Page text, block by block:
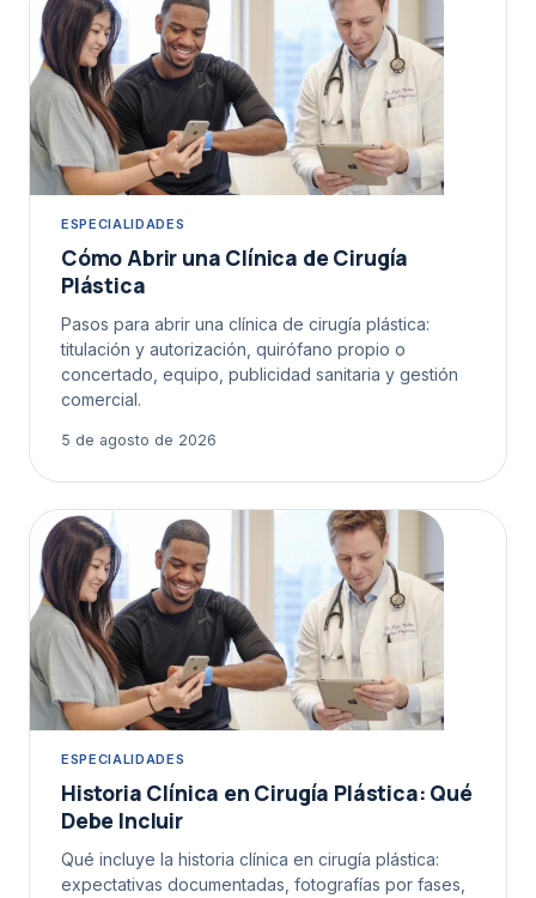
ESPECIALIDADES
Cómo Abrir una Clínica de Cirugía
Plástica
Pasos para abrir una clínica de cirugía plástica:
titulación y autorización, quirófano propio o
concertado, equipo, publicidad sanitaria y gestión
comercial.
5 de agosto de 2026
ESPECIALIDADES
Historia Clínica en Cirugía Plástica: Qué
Debe Incluir
Qué incluye la historia clínica en cirugía plástica:
expectativas documentadas, fotografías por fases,